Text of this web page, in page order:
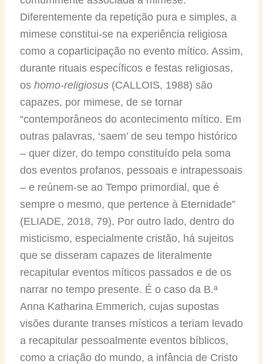
Diferentemente da repetição pura e simples, a
mimese constitui-se na experiência religiosa
como a coparticipação no evento mítico. Assim,
durante rituais específicos e festas religiosas,
os homo-religiosus(CALLOIS, 1988) são
capazes, por mimese, de se tornar
“contemporâneos do acontecimento mítico. Em
outras palavras, ‘saem’ de seu tempo histórico
– quer dizer, do tempo constituído pela soma
dos eventos profanos, pessoais e intrapessoais
– e reúnem-se ao Tempo primordial, que é
sempre o mesmo, que pertence à Eternidade”
(ELIADE, 2018, 79). Por outro lado, dentro do
misticismo, especialmente cristão, há sujeitos
que se disseram capazes de literalmente
recapitular eventos míticos passados e de os
narrar no tempo presente. É o caso da B.ª
Anna Katharina Emmerich, cujas supostas
visões durante transes místicos a teriam levado
a recapitular pessoalmente eventos bíblicos,
como a criação do mundo, a infância de Cristo